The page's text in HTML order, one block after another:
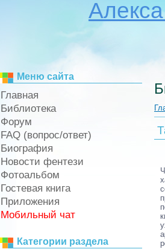
Меню сайта
Главная
Библиотека
Форум
FAQ (вопрос/ответ)
Биография
Новости фентези
Фотоальбом
Гостевая книга
Приложения
Мобильный чат
Категории раздела